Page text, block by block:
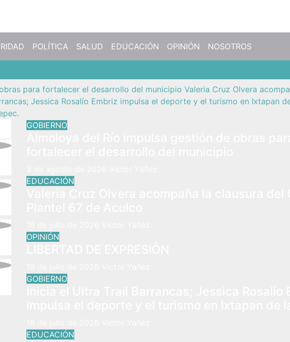
POLÍTICA SALUD EDUCACIÓN OPINIÓN NOSOTROS
para fortalecer el desarrollo del municipio Valeria Cruz Olvera
Jessica Rosalío Embriz impulsa el deporte y el turismo en Ixtapan
GOBIERNO
EDUCACIÓN
OPINIÓN
GOBIERNO
EDUCACIÓN